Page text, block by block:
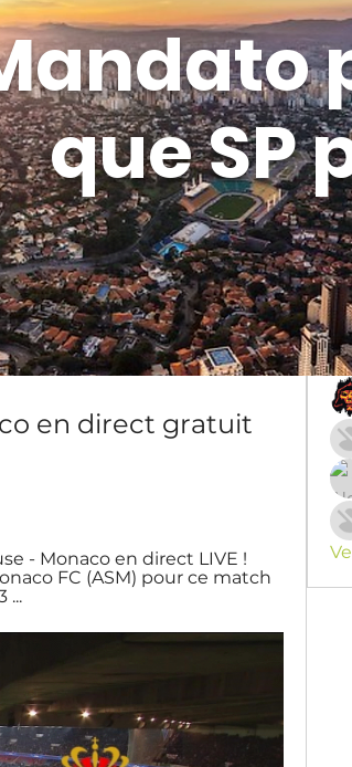
Sobre
en direct gratuit
- Monaco en direct LIVE !
FC (ASM) pour ce match
...
que SP